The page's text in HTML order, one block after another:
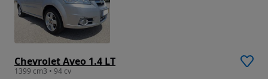
Chevrolet Aveo 1.4 LT
1399 cm3 • 94 cv